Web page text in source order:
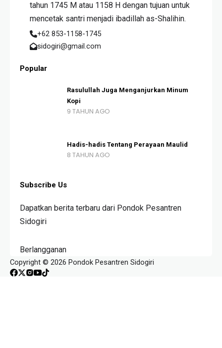
tahun 1745 M atau 1158 H dengan tujuan untuk
mencetak santri menjadi ibadillah as-Shalihin.
+62 853-1158-1745
sidogiri@gmail.com
Popular
Rasulullah Juga Menganjurkan Minum
Kopi
9 TAHUN AGO
Hadis-hadis Tentang Perayaan Maulid
8 TAHUN AGO
Subscribe Us
Dapatkan berita terbaru dari Pondok Pesantren
Sidogiri
Berlangganan
Copyright © 2026 Pondok Pesantren Sidogiri